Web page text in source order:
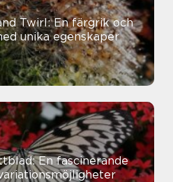
Twirl: En färgrik och
unika egenskaper
En fascinerande